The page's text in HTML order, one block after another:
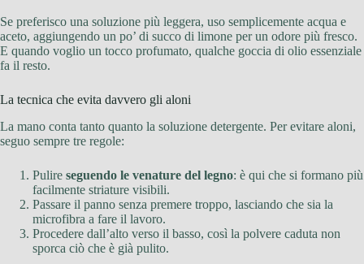
Se preferisco una soluzione più leggera, uso semplicemente acqua e
aceto, aggiungendo un po’ di succo di limone per un odore più fresco.
E quando voglio un tocco profumato, qualche goccia di olio essenziale
fa il resto.
La tecnica che evita davvero gli aloni
La mano conta tanto quanto la soluzione detergente. Per evitare aloni,
seguo sempre tre regole:
Pulire seguendo le venature del legno: è qui che si formano più
facilmente striature visibili.
Passare il panno senza premere troppo, lasciando che sia la
microfibra a fare il lavoro.
Procedere dall’alto verso il basso, così la polvere caduta non
sporca ciò che è già pulito.